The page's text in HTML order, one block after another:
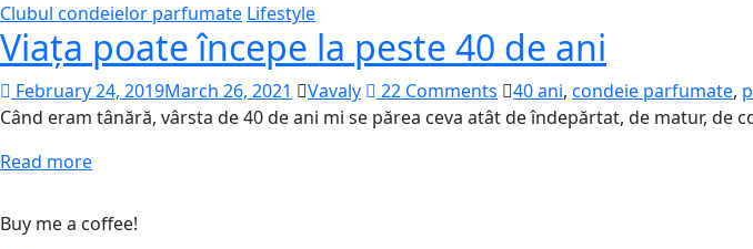
Clubul condeielor parfumate Lifestyle
Viața poate începe la peste 40 de ani
February 24, 2019March 26, 2021 Vavaly 22 Comments 40 ani, condeie parfumate,
Când eram tânără, vârsta de 40 de ani mi se părea ceva atât de îndepărtat, de matur, de
Read more
Buy me a coffee!